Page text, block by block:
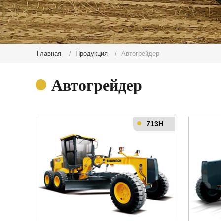
Главная Продукция Автогрейдер
Автогрейдер
713H